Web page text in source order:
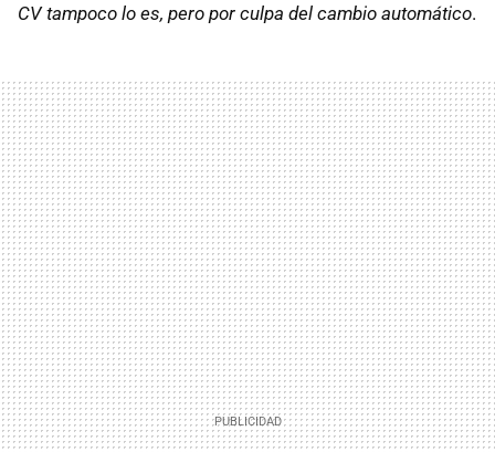
CV tampoco lo es, pero por culpa del cambio automático.